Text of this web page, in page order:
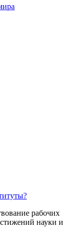
рабочих
науки и